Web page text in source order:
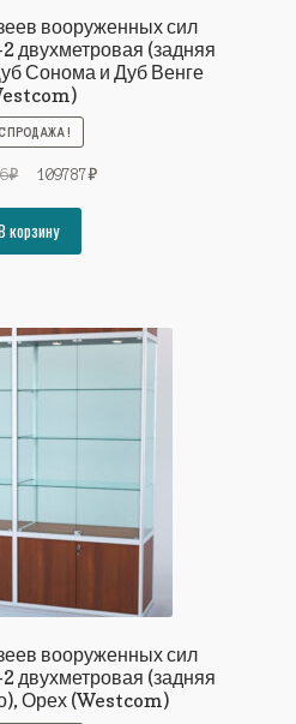
вооруженных сил
(задняя
Сонома и Дуб Венге
₽
Первоначальная
составляла
118936₽.
109787₽Текущая
корзину
вооруженных сил
(задняя
Орех (Westcom)